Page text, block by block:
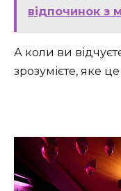
відпочинок з
А коли ви
зрозумієте, яке